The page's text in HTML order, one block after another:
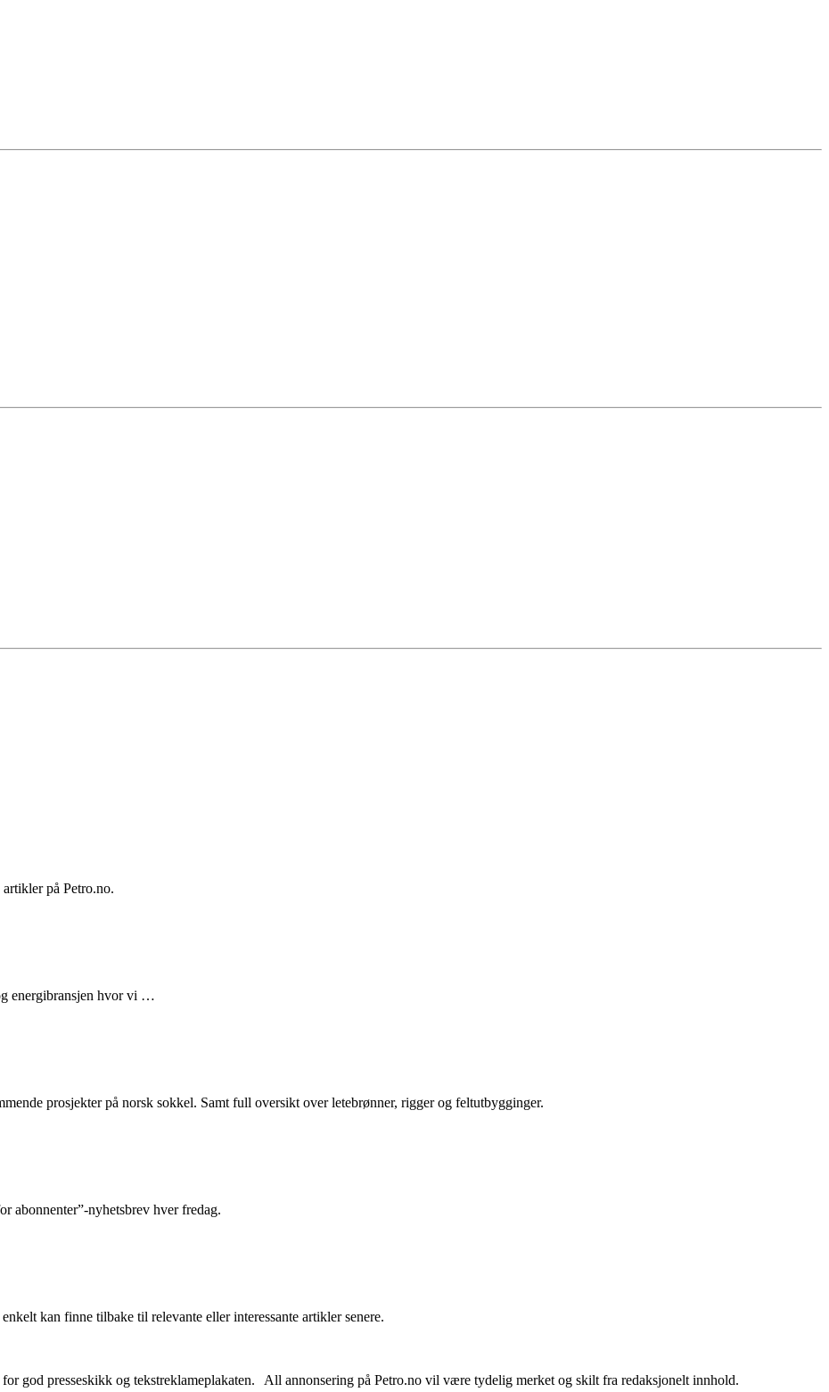
på Petro.no.
energibransjen hvor vi …
prosjekter på norsk sokkel. Samt full oversikt over letebrønner, rigger og feltutbygginger.
abonnenter”-nyhetsbrev hver fredag.
kan finne tilbake til relevante eller interessante artikler senere.
god presseskikk og tekstreklameplakaten. All annonsering på Petro.no vil være tydelig merket og skilt fra redaksjonelt innhold.